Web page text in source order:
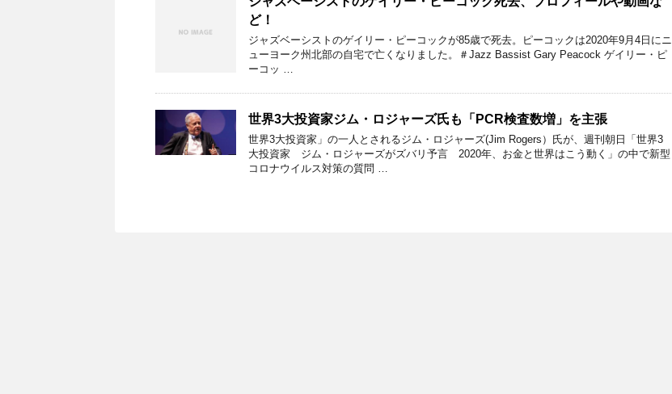
ど！
ジャズベーシストのゲイリー・ピーコックが85歳で死去。ピーコックは2020年9月4日にニ
ューヨーク州北部の自宅で亡くなりました。＃Jazz Bassist Gary Peacock ゲイリー・ピ
ーコッ …
世界3大投資家ジム・ロジャーズ氏も「PCR検査数増」を主張
世界3大投資家」の一人とされるジム・ロジャーズ(Jim Rogers）氏が、週刊朝日「世界3
大投資家 ジム・ロジャーズがズバリ予言 2020年、お金と世界はこう動く」の中で新型
コロナウイルス対策の質問 …